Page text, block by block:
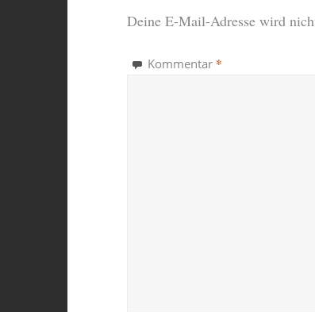
Deine E-Mail-Adresse wird
Kommentar *